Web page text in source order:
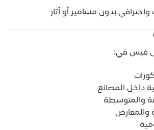
بدون مسامير أو آثار
فيس في:
داخل المصانع
والمتوسطة
والمعارض